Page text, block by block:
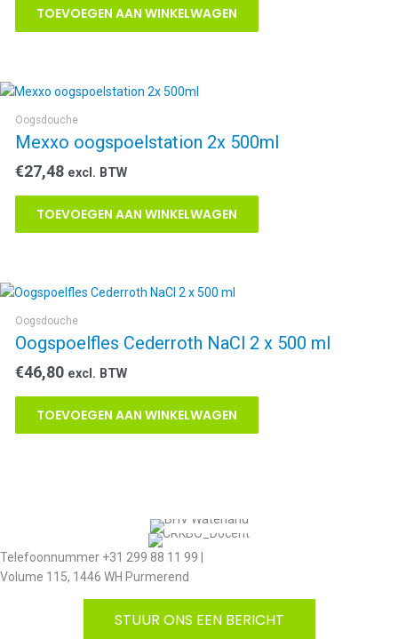
TOEVOEGEN AAN WINKELWAGEN
Oogsdouche
Mexxo oogspoelstation 2x 500ml
€27,48 excl. BTW
TOEVOEGEN AAN WINKELWAGEN
Oogsdouche
Oogspoelfles Cederroth NaCl 2 x 500 ml
€46,80 excl. BTW
TOEVOEGEN AAN WINKELWAGEN
Telefoonnummer +31 299 88 11 99 |
Volume 115, 1446 WH Purmerend
STUUR ONS EEN BERICHT